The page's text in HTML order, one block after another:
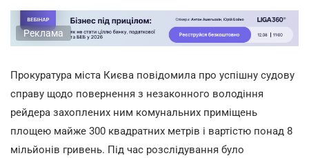
Реклама
Прокуратура міста Києва повідомила про успішну судову
справу щодо повернення з незаконного володіння
рейдера захоплених ним комунальних приміщень
площею майже 300 квадратних метрів і вартістю понад 8
мільйонів гривень. Під час розслідування було